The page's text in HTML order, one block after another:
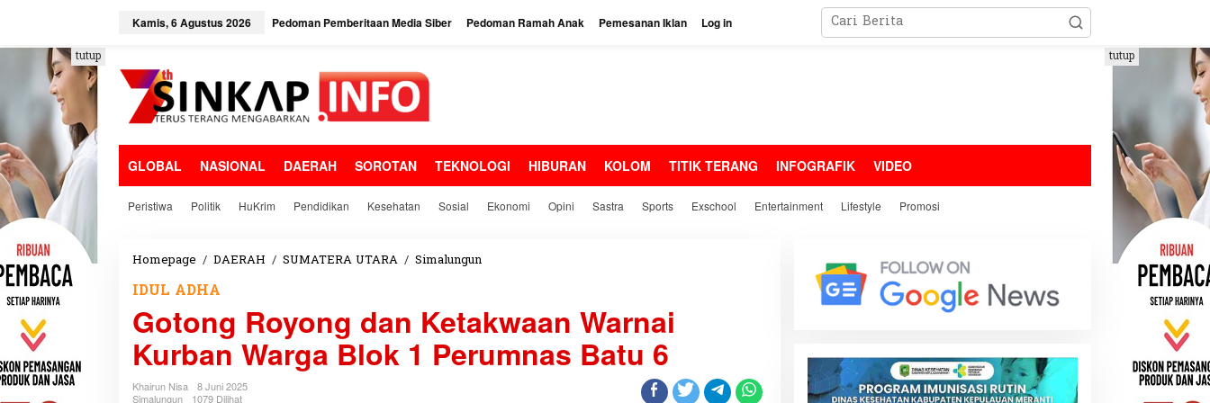
e
k
o
n
t
e
n
Kamis, 6 Agustus 2026 Pedoman Pemberitaan Media Siber Pedoman Ramah Anak Pemesanan Iklan Log in
GLOBAL NASIONAL DAERAH SOROTAN TEKNOLOGI HIBURAN KOLOM TITIK TERANG INFOGRAFIK VIDEO
Peristiwa Politik HuKrim Pendidikan Kesehatan Sosial Ekonomi Opini Sastra Sports Exschool Entertainment Lifestyle Promosi
tutup tutup
Homepage / DAERAH / SUMATERA UTARA / Simalungun
o
n
R
IDUL ADHA
Gotong Royong dan Ketakwaan Warnai
Kurban Warga Blok 1 Perumnas Batu 6
Khairun Nisa
8 Juni 2025
Simalungun
1079 Dilihat